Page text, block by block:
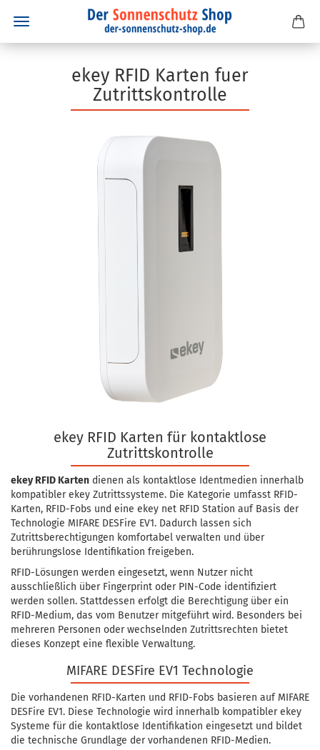
ekey RFID Karten fuer
Zutrittskontrolle
ekey RFID Karten für kontaktlose
Zutrittskontrolle
ekey RFID Karten dienen als kontaktlose Identmedien innerhalb
kompatibler ekey Zutrittssysteme. Die Kategorie umfasst RFID-
Karten, RFID-Fobs und eine ekey net RFID Station auf Basis der
Technologie MIFARE DESFire EV1. Dadurch lassen sich
Zutrittsberechtigungen komfortabel verwalten und über
berührungslose Identifikation freigeben.
RFID-Lösungen werden eingesetzt, wenn Nutzer nicht
ausschließlich über Fingerprint oder PIN-Code identifiziert
werden sollen. Stattdessen erfolgt die Berechtigung über ein
RFID-Medium, das vom Benutzer mitgeführt wird. Besonders bei
mehreren Personen oder wechselnden Zutrittsrechten bietet
dieses Konzept eine flexible Verwaltung.
MIFARE DESFire EV1 Technologie
Die vorhandenen RFID-Karten und RFID-Fobs basieren auf MIFARE
DESFire EV1. Diese Technologie wird innerhalb kompatibler ekey
Systeme für die kontaktlose Identifikation eingesetzt und bildet
die technische Grundlage der vorhandenen RFID-Medien.